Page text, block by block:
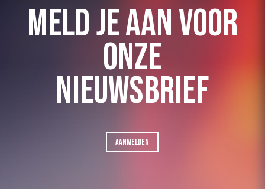
MELD JE AAN VOOR
ONZE
NIEUWSBRIEF
AANMELDEN